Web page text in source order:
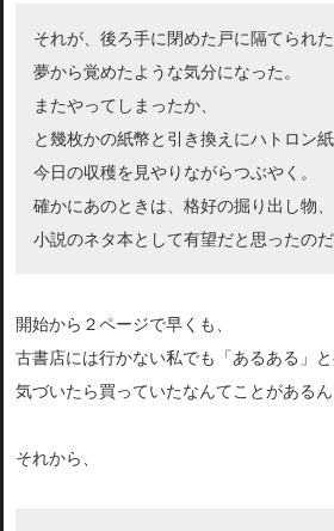
それが、後ろ手に閉めた戸に隔てられた
夢から覚めたような気分になった。
またやってしまったか、
と幾枚かの紙幣と引き換えにハトロン
今日の収穫を見やりながらつぶやく。
確かにあのときは、格好の掘り出し物、
小説のネタ本として有望だと思ったの
開始から２ページで早くも、
古書店には行かない私でも「あるある」と
気づいたら買っていたなんてことがあるん
それから、